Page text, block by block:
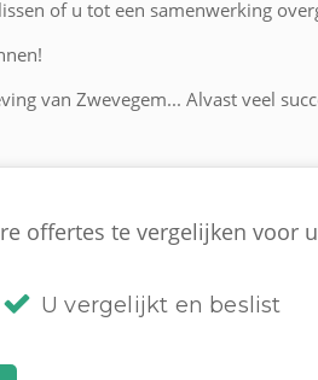
of u tot een samenwerking
van Zwevegem... Alvast veel
offertes te vergelijken voor
U vergelijkt en beslist